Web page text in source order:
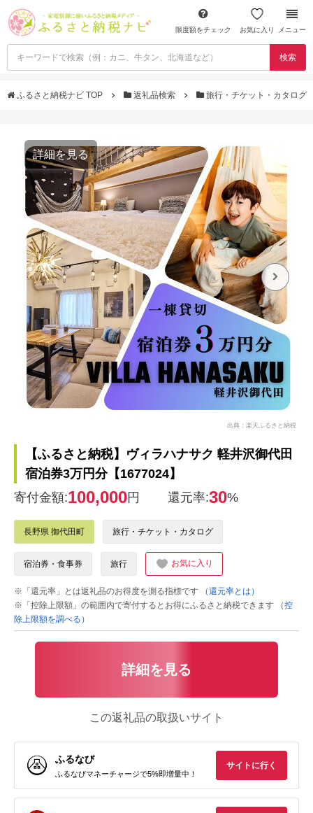
限度額をチェック お気に入り メニュー
検索
ふるさと納税ナビ TOP 返礼品検索 旅行・チケット・カタログ
詳細を見る
出典：楽天ふるさと納税
【ふるさと納税】ヴィラハナサク 軽井沢御代田
宿泊券3万円分【1677024】
寄付金額:100,000円 還元率:30%
長野県 御代田町 旅行・チケット・カタログ
宿泊券・食事券 旅行 お気に入り
※「還元率」とは返礼品のお得度を測る指標です
（還元率とは）
※「控除上限額」の範囲内で寄付するとお得にふるさと納税できます
（控
除上限額を調べる）
詳細を見る
この返礼品の取扱いサイト
ふるなび
ふるなびマネーチャージで5%即増量中！
サイトに行く